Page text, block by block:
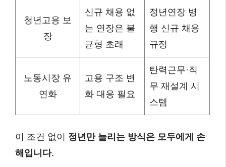
청년고용 보
장
신규 채용 없
는 연장은 불
균형 초래
정년연장 병
행 신규 채용
규정
노동시장 유
연화
고용 구조 변
화 대응 필요
탄력근무·직
무 재설계 시
스템
이 조건 없이 정년만 늘리는 방식은 모두에게 손
해입니다.